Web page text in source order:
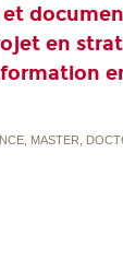
en
MASTER,